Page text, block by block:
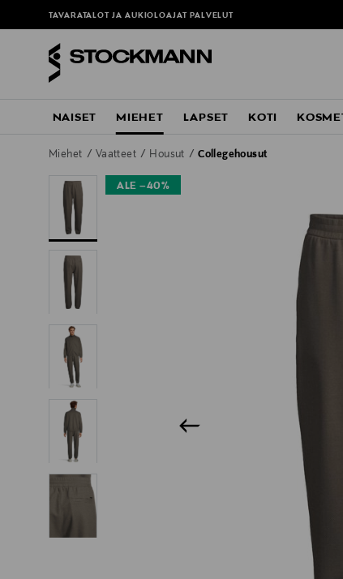
TAVARATALOT JA AUKIOLOAJAT PALVELUT
NAISET MIEHET LAPSET KOTI
Miehet Vaatteet Housut Collegehousut
ALE –40%